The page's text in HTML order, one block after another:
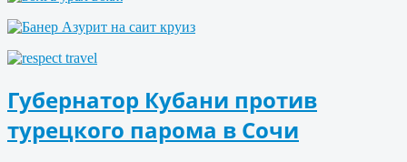
Губернатор Кубани против
турецкого парома в Сочи